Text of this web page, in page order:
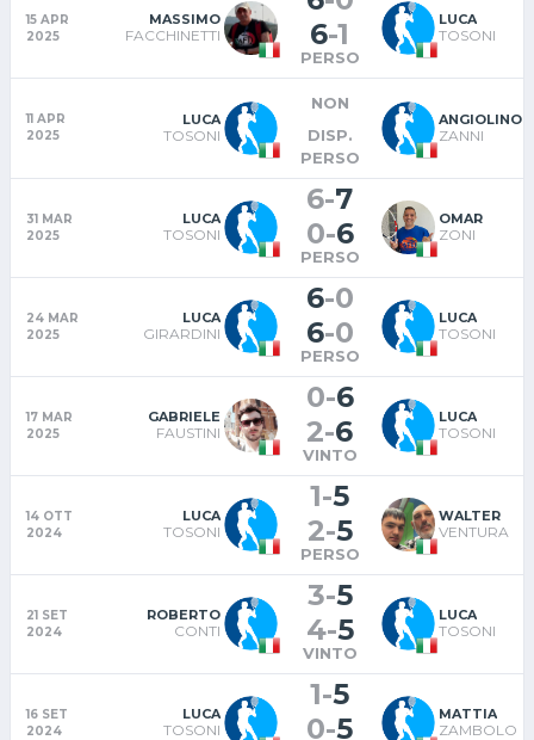
15 APR
2025
MASSIMO
FACCHINETTI
6-1
PERSO
LUCA
TOSONI
11 APR
2025
LUCA
TOSONI
NON
DISP.
PERSO
ANGIOLINO
ZANNI
31 MAR
2025
LUCA
TOSONI
6-7
0-6
PERSO
OMAR
ZONI
24 MAR
2025
LUCA
GIRARDINI
6-0
6-0
PERSO
LUCA
TOSONI
17 MAR
2025
GABRIELE
FAUSTINI
0-6
2-6
VINTO
LUCA
TOSONI
14 OTT
2024
LUCA
TOSONI
1-5
2-5
PERSO
WALTER
VENTURA
21 SET
2024
ROBERTO
CONTI
3-5
4-5
VINTO
LUCA
TOSONI
16 SET
2024
LUCA
TOSONI
1-5
0-5 MATTIA
ZAMBOLO